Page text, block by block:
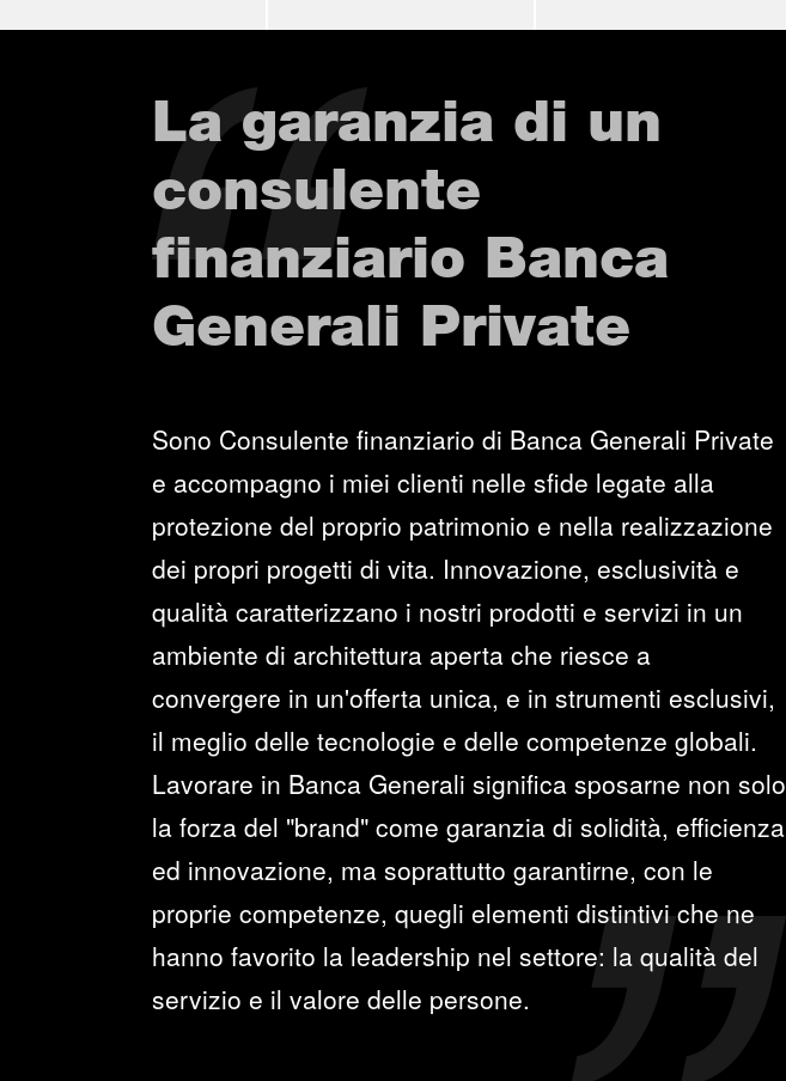
La garanzia di un
consulente
finanziario Banca
Generali Private
Sono Consulente finanziario di Banca Generali Private
e accompagno i miei clienti nelle sfide legate alla
protezione del proprio patrimonio e nella realizzazione
dei propri progetti di vita. Innovazione, esclusività e
qualità caratterizzano i nostri prodotti e servizi in un
ambiente di architettura aperta che riesce a
convergere in un'offerta unica, e in strumenti esclusivi,
il meglio delle tecnologie e delle competenze globali.
Lavorare in Banca Generali significa sposarne non solo
la forza del "brand" come garanzia di solidità, efficienza
ed innovazione, ma soprattutto garantirne, con le
proprie competenze, quegli elementi distintivi che ne
hanno favorito la leadership nel settore: la qualità del
servizio e il valore delle persone.